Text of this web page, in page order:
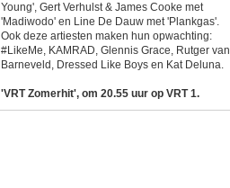
Young', Gert Verhulst & James Cooke met
'Madiwodo' en Line De Dauw met 'Plankgas'.
Ook deze artiesten maken hun opwachting:
#LikeMe, KAMRAD, Glennis Grace, Rutger van
Barneveld, Dressed Like Boys en Kat Deluna.
'VRT Zomerhit', om 20.55 uur op VRT 1.